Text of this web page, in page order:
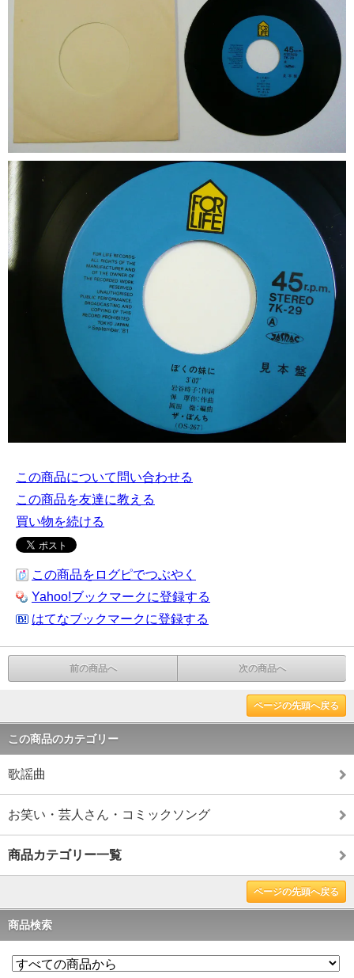
この商品について問い合わせる
この商品を友達に教える
買い物を続ける
この商品をログピでつぶやく
Yahoo!ブックマークに登録する
はてなブックマークに登録する
前の商品へ 次の商品へ
ページの先頭へ戻る
この商品のカテゴリー
歌謡曲
お笑い・芸人さん・コミックソング
商品カテゴリー一覧
ページの先頭へ戻る
商品検索